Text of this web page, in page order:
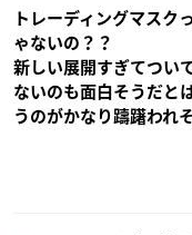
トレーディングマスク
ゃないの？？
新しい展開すぎてつい
ないのも面白そうだと
うのがかなり躊躇われ